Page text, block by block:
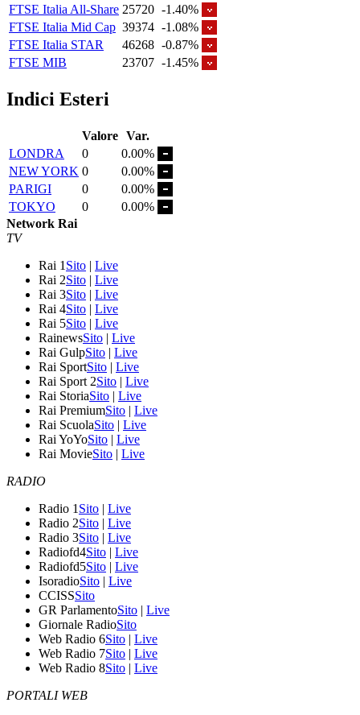
FTSE Italia All-Share 25720 -1.40%
FTSE Italia Mid Cap 39374 -1.08%
FTSE Italia STAR
46268 -0.87%
FTSE MIB
23707 -1.45%
Indici Esteri
Valore Var.
LONDRA
0
0.00%
NEW YORK 0
0.00%
PARIGI
0
0.00%
TOKYO
0
0.00%
Network Rai
TV
Rai 1 Sito | Live
Rai 2Sito | Live
Rai 3Sito | Live
Rai 4Sito | Live
Rai 5Sito | Live
RainewsSito | Live
Rai GulpSito | Live
Rai SportSito | Live
Rai Sport 2Sito | Live
Rai StoriaSito | Live
Rai PremiumSito | Live
Rai ScuolaSito | Live
Rai YoYoSito | Live
Rai MovieSito | Live
RADIO
Radio 1 Sito | Live
Radio 2Sito | Live
Radio 3Sito | Live
Radiofd4Sito | Live
Radiofd5Sito | Live
IsoradioSito | Live
CCISSSito
GR ParlamentoSito | Live
Giornale RadioSito
Web Radio 6Sito | Live
Web Radio 7Sito | Live
Web Radio 8Sito | Live
PORTALI WEB